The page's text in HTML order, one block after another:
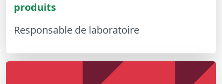
produits
Responsable de laboratoire